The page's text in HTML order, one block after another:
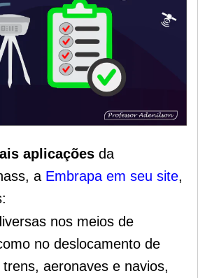
aplicações da
a Embrapa em seu site,
nos meios de
no deslocamento de
aeronaves e navios,